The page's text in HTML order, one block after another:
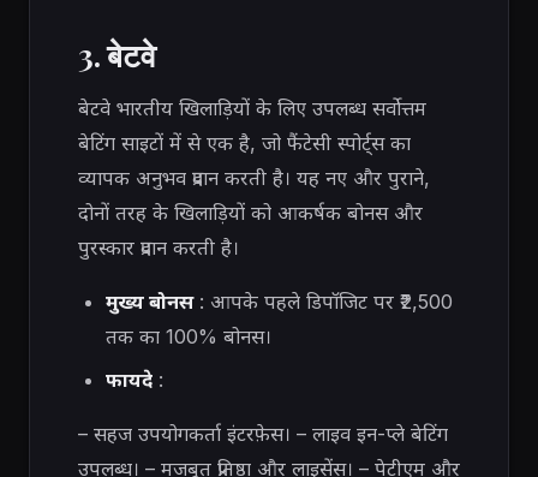
3. बेटवे
बेटवे भारतीय खिलाड़ियों के लिए उपलब्ध सर्वोत्तम
बेटिंग साइटों में से एक है, जो फैंटेसी स्पोर्ट्स का
व्यापक अनुभव प्रदान करती है। यह नए और पुराने,
दोनों तरह के खिलाड़ियों को आकर्षक बोनस और
पुरस्कार प्रदान करती है।
मुख्य बोनस: आपके पहले डिपॉजिट पर ₹2,500
तक का 100% बोनस।
फायदे:
– सहज उपयोगकर्ता इंटरफ़ेस। – लाइव इन-प्ले बेटिंग
उपलब्ध। – मजबूत प्रतिष्ठा और लाइसेंस। – पेटीएम और